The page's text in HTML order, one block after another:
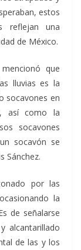
estos
reflejan una
de México.
que
lluvias es la
socavones en
así como la
socavones
socavón se
Sánchez.
por las
la
de señalarse
alcantarillado
de las y los